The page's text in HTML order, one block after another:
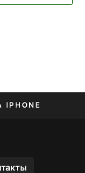
IPHONE